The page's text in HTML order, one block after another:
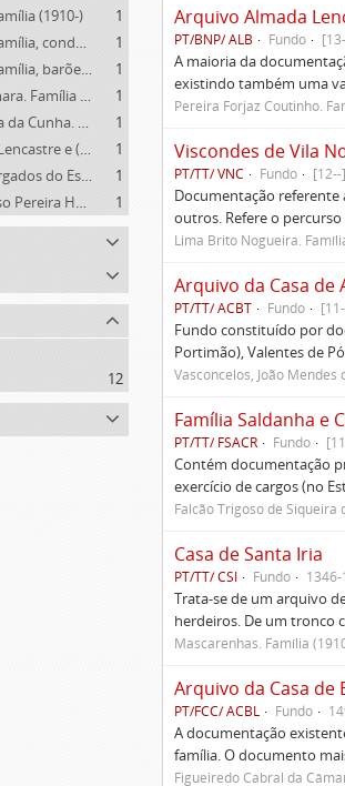
(1910-)
1
Almeida e Vasconcelos. Família, condes da Lapa (1822-1910)
1
Almeida e Vasconcelos. Família, barões de Moçâmedes, viscondes da Lapa (1779-1822)
1
Figueiredo Cabral da Câmara. Família (1910- )
1
Falcão Trigoso de Siqueira da Cunha. Família (1928- )
1
Távora, Luís Gonzaga de Lencastre e (1937-1993)
1
Vasconcelos. Família, morgados do Esporão (1489-1653)
1
Lima e Melo Falcão Trigoso Pereira Homem de Magalhães. Família (1834-1910)
1
12
Arquivo Almada
PT/BNP/ ALB Fundo
A maioria da
existindo também uma
Pereira Forjaz Coutinho.
Viscondes de Vila
PT/TT/ VNC Fundo
Documentação referente
outros. Refere o percurso
Lima Brito Nogueira.
Arquivo da Casa de
PT/TT/ ACBT Fundo
Fundo constituído por
Portimão), Valentes de
Vasconcelos, João Mendes
Família Saldanha e
PT/TT/ FSACR Fundo
Contém documentação
exercício de cargos (no
Falcão Trigoso de Siqueira
Casa de Santa Iria
PT/TT/ CSI Fundo 1346-
Trata-se de um arquivo
herdeiros. De um tronco
Mascarenhas. Família
Arquivo da Casa de
PT/FCC/ ACBL Fundo
A documentação
família. O documento
Figueiredo Cabral da